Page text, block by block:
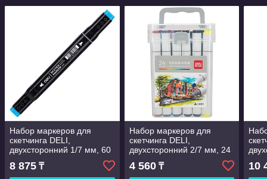
Набор маркеров для
скетчинга DELI,
двухсторонний 1/7 мм, 60
8 875 ₸
Набор маркеров для
скетчинга DELI,
двухсторонний 2/7 мм, 24
4 560₸ 10